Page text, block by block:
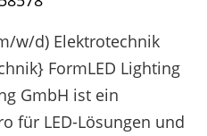
w/d) Elektrotechnik
FormLED Lighting
GmbH ist ein
für LED-Lösungen und